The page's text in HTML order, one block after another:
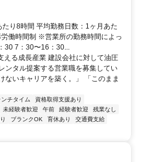
り8時間 平均勤務日数：1ヶ月あた
働時間制 ※営業所の勤務時間によっ
30 7：30〜16：30...
る成長産業 建設会社に対して油圧
ンタル提案する営業職を募集してい
いキャリアを築く。」 「このまま
ンチタイム
資格取得支援あり
未経験者歓迎 午前 経験者歓迎
残業なし
ブランクOK 育休あり
交通費支給